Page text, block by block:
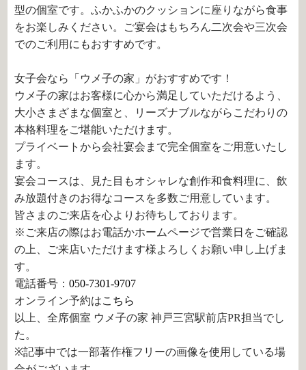
型の個室です。ふかふかのクッションに座りながら食事
をお楽しみください。ご宴会はもちろん二次会や三次会
でのご利用にもおすすめです。
女子会なら「ウメ子の家」がおすすめです！
ウメ子の家はお客様に心から満足していただけるよう、
大小さまざまな個室と、リーズナブルながらこだわりの
本格料理をご堪能いただけます。
プライベートから会社宴会まで完全個室をご用意いたし
ます。
宴会コースは、見た目もオシャレな創作和食料理に、飲
み放題付きのお得なコースを多数ご用意しています。
皆さまのご来店を心よりお待ちしております。
※ご来店の際はお電話かホームページで営業日をご確認
の上、ご来店いただけます様よろしくお願い申し上げま
す。
電話番号：050-7301-9707
オンライン予約はこちら
以上、全席個室 ウメ子の家 神戸三宮駅前店PR担当でし
た。
※記事中では一部著作権フリーの画像を使用している場